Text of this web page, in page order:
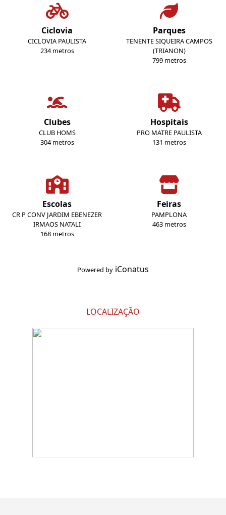
Ciclovia
CICLOVIA PAULISTA
234 metros
Parques
TENENTE SIQUEIRA CAMPOS
(TRIANON)
799 metros
Clubes
CLUB HOMS
304 metros
Hospitais
PRO MATRE PAULISTA
131 metros
Escolas
CR P CONV JARDIM EBENEZER
IRMAOS NATALI
168 metros
Feiras
PAMPLONA
463 metros
Powered by iConatus
LOCALIZAÇÃO